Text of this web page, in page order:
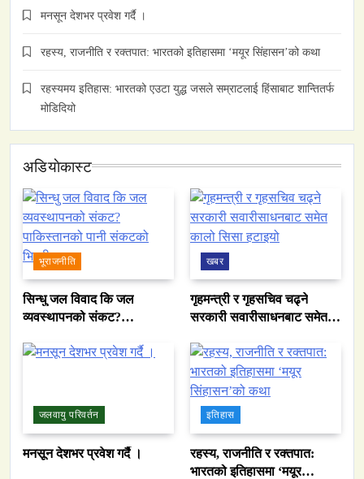
मनसून देशभर प्रवेश गर्दै ।
रहस्य, राजनीति र रक्तपात: भारतको इतिहासमा ‘मयूर सिंहासन’को कथा
रहस्यमय इतिहास: भारतको एउटा युद्ध जसले सम्राटलाई हिंसाबाट शान्तितर्फ
मोडिदियो
अडियाेकास्ट
भूराजनीति
सिन्धु जल विवाद कि जल
व्यवस्थापनको संकट?
भित्री कथा
खबर
गृहमन्त्री र गृहसचिव चढ्ने
सरकारी सवारीसाधनबाट समेत
जलवायु परिवर्तन
मनसून देशभर प्रवेश गर्दै ।
इतिहास
रहस्य, राजनीति र रक्तपात:
भारतको इतिहासमा ‘मयूर